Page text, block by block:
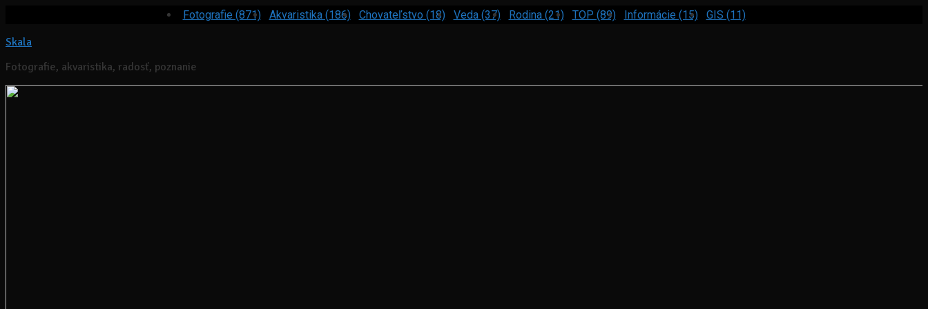
Fotografie (871) Akvaristika (186) Chovateľstvo (18) Veda (37) Rodina (21) TOP (89) Informácie (15) GIS (11)
Skala
Fotografie, akvaristika, radosť, poznanie